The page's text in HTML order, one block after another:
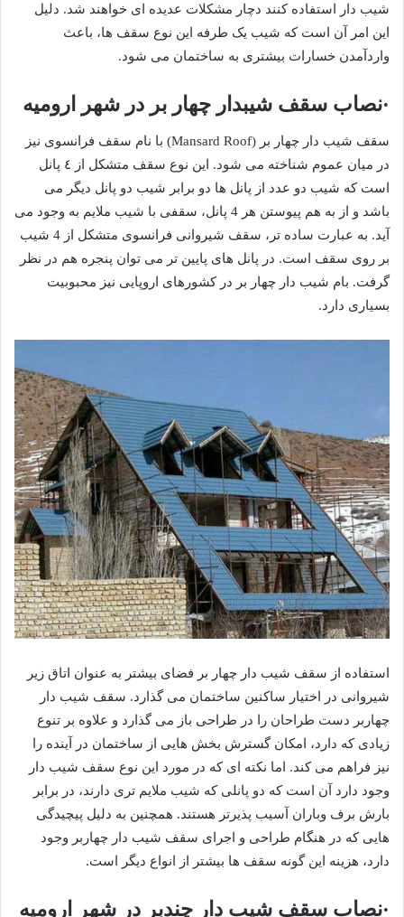
شیب دار استفاده کنند دچار مشکلات عدیده ای خواهند شد. دلیل
این امر آن است که شیب یک طرفه این نوع سقف ها، باعث
واردآمدن خسارات بیشتری به ساختمان می شود.
·نصاب سقف شیبدار چهار بر در شهر ارومیه
سقف شیب دار چهار بر (Mansard Roof) با نام سقف فرانسوی نیز
در میان عموم شناخته می شود. این نوع سقف متشکل از ٤ پانل
است که شیب دو عدد از پانل ها دو برابر شیب دو پانل دیگر می
باشد و از به هم پیوستن هر 4 پانل، سقفی با شیب ملایم به وجود می
آید. به عبارت ساده تر، سقف شیروانی فرانسوی متشکل از 4 شیب
بر روی سقف است. در پانل های پایین تر می توان پنجره هم در نظر
گرفت. بام شیب دار چهار بر در کشورهای اروپایی نیز محبوبیت
بسیاری دارد.
استفاده از سقف شیب دار چهار بر فضای بیشتر به عنوان اتاق زیر
شیروانی در اختیار ساکنین ساختمان می گذارد. سقف شیب دار
چهاربر دست طراحان را در طراحی باز می گذارد و علاوه بر تنوع
زیادی که دارد، امکان گسترش بخش هایی از ساختمان در آینده را
نیز فراهم می کند. اما نکته ای که در مورد این نوع سقف شیب دار
وجود دارد آن است که دو پانلی که شیب ملایم تری دارند، در برابر
بارش برف وباران آسیب پذیرتر هستند. همچنین به دلیل پیچیدگی
هایی که در هنگام طراحی و اجرای سقف شیب دار چهاربر وجود
دارد، هزینه این گونه سقف ها بیشتر از انواع دیگر است.
·نصاب سقف شیب دار چندبر در شهر ارومیه